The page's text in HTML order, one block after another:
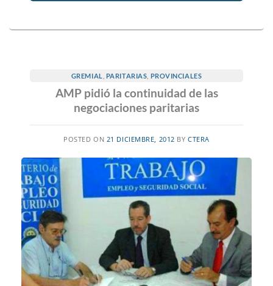
GREMIAL PARITARIAS PROVINCIALES
AMP pidió la continuidad de las
negociaciones paritarias
POSTED ON 21 DICIEMBRE, 2012 BYCTERA